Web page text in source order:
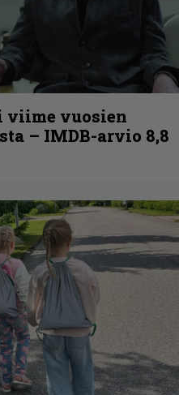
vuosien
– IMDB-arvio 8,8